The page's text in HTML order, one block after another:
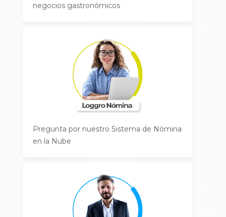
negocios gastronómicos
Pregunta por nuestro Sistema de Nómina
en la Nube